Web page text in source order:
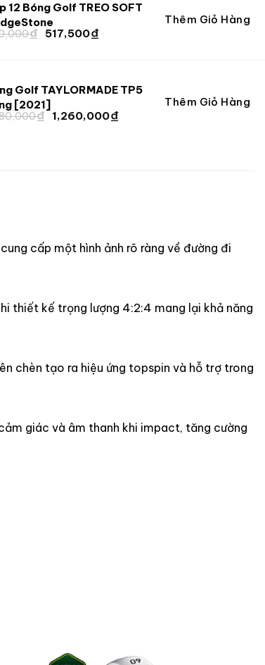
12 Bóng Golf TREO SOFT
₫ Giá
517,500₫
Giá
GiáThêm Giỏ Hàng
Golf TAYLORMADE TP5
[2021]
₫ Giá
1,260,000₫
Giá
GiáThêm Giỏ Hàng
cấp một hình ảnh rõ ràng về đường đi
thiết kế trọng lượng 4:2:4 mang lại khả năng
chèn tạo ra hiệu ứng topspin và hỗ trợ trong
giác và âm thanh khi impact, tăng cường